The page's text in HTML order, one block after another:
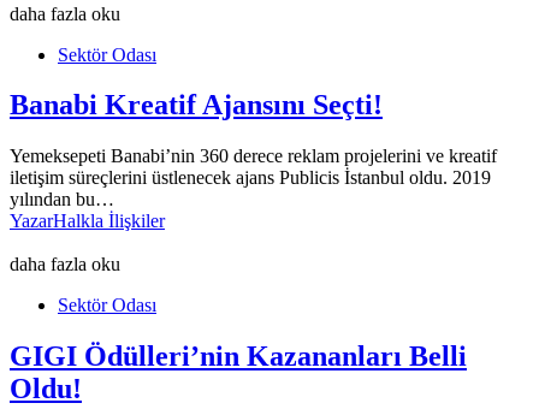
daha fazla oku
Sektör Odası
Banabi Kreatif Ajansını Seçti!
Yemeksepeti Banabi’nin 360 derece reklam projelerini ve kreatif
iletişim süreçlerini üstlenecek ajans Publicis İstanbul oldu. 2019
yılından bu…
YazarHalkla İlişkiler
daha fazla oku
Sektör Odası
GIGI Ödülleri’nin Kazananları Belli
Oldu!